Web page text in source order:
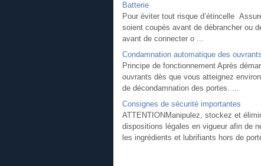
Batterie
Pour éviter tout risque d’étincelle
soient coupés avant de débrancher ou
avant de connecter o ...
Condamnation automatique des
Principe de fonctionnement Après
ouvrants dès que vous atteignez
de décondamnation des portes. ...
Consignes de sécurité importantes
ATTENTIONManipulez, stockez et
dispositions légales en vigueur afin de
les ingrédients et lubrifiants hors de